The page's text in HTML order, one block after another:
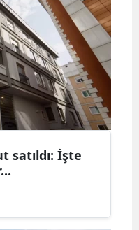
satıldı: İşte